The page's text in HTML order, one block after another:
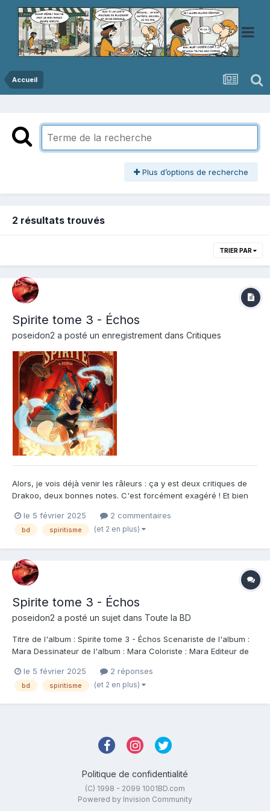
Accueil
Plus d’options de recherche
2 résultats trouvés
TRIER PAR
Spirite tome 3 - Échos
poseidon2 a posté un enregistrement dans Critiques
Alors, je vois déjà venir les râleurs : ça y est deux critiques de
Drakoo, deux bonnes notes. C'est forcément exagéré ! Et bien
que c'est une prime. Une prime aux promesses tenues et à la
qualité respectées. En effet, j'attend...
le 5 février 2025 2 commentaires
bd spiritisme (et 2 en plus)
Spirite tome 3 - Échos
poseidon2 a posté un sujet dans Toute la BD
Titre de l'album : Spirite tome 3 - Échos Scenariste de l'album :
Mara Dessinateur de l'album : Mara Coloriste : Mara Editeur de
réalité se brouillent quand l'amour et la mort s'entremêlent...
Maine, 1906: An...
le 5 février 2025 2 réponses
bd spiritisme (et 2 en plus)
Politique de confidentialité
(C) 1998 - 2099 1001BD.com
Powered by Invision Community